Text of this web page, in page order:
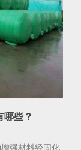
哪些？
强材料经固化